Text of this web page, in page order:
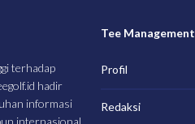
terhadap
hadir
informasi
Tee Management
Profil
Redaksi